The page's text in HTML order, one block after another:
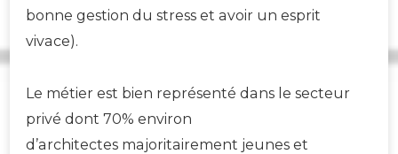
bonne gestion du stress et avoir un esprit
vivace).
Le métier est bien représenté dans le secteur
privé dont 70% environ
d’architectes majoritairement jeunes et